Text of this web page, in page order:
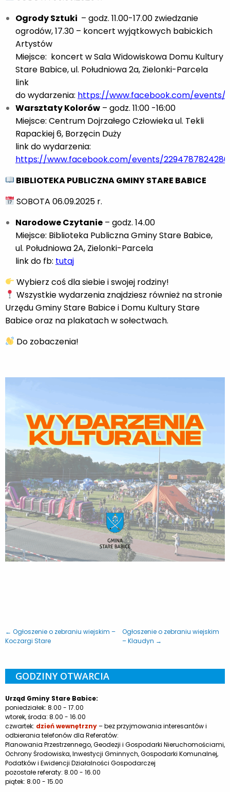
Ogrody Sztuki – godz. 11.00-17.00 zwiedzanie
ogrodów, 17.30 – koncert wyjątkowych babickich
Artystów
Miejsce: koncert w Sala Widowiskowa Domu Kultury
Stare Babice, ul. Południowa 2a, Zielonki-Parcela
link
do wydarzenia: https://www.facebook.com/events/
Warsztaty Kolorów – godz. 11:00 -16:00
Miejsce: Centrum Dojrzałego Człowieka ul. Tekli
Rapackiej 6, Borzęcin Duży
link do wydarzenia:
https://www.facebook.com/events/
BIBLIOTEKA PUBLICZNA GMINY STARE BABICE
SOBOTA 06.09.2025 r.
Narodowe Czytanie – godz. 14.00
Miejsce: Biblioteka Publiczna Gminy Stare Babice,
ul. Południowa 2A, Zielonki-Parcela
link do fb: tutaj
Wybierz coś dla siebie i swojej rodziny!
Wszystkie wydarzenia znajdziesz również na stronie
Urzędu Gminy Stare Babice i Domu Kultury Stare
Babice oraz na plakatach w sołectwach.
Do zobaczenia!
← Ogłoszenie o zebraniu wiejskim –
Koczargi Stare
Ogłoszenie o zebraniu wiejskim
– Klaudyn →
GODZINY OTWARCIA
Urząd Gminy Stare Babice:
poniedziałek: 8.00 - 17.00
wtorek, środa: 8.00 - 16.00
czwartek: dzień wewnętrzny– bez przyjmowania interesantów i
odbierania telefonów dla Referatów:
Planowania Przestrzennego, Geodezji i Gospodarki Nieruchomościami,
Ochrony Środowiska, Inwestycji Gminnych, Gospodarki Komunalnej,
Podatków i Ewidencji Działalności Gospodarczej
pozostałe referaty: 8.00 - 16.00
piątek: 8.00 - 15.00